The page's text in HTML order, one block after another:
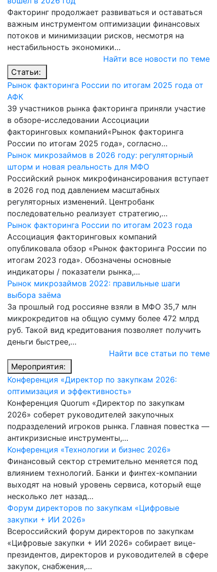
Факторинг продолжает развиваться и оставаться
важным инструментом оптимизации финансовых
потоков и минимизации рисков, несмотря на
нестабильность экономики…
Найти все новости по теме
Статьи:
Рынок факторинга России по итогам 2025 года от
АФК
39 участников рынка факторинга приняли участие
в обзоре-исследовании Ассоциации
факторинговых компаний«Рынок факторинга
России по итогам 2025 года», согласно…
Рынок микрозаймов в 2026 году: регуляторный
шторм и новая реальность для МФО
Российский рынок микрофинансирования вступает
в 2026 год под давлением масштабных
регуляторных изменений. Центробанк
последовательно реализует стратегию,…
Рынок факторинга России по итогам 2023 года
Ассоциация факторинговых компаний
опубликовала обзор «Рынок факторинга России по
итогам 2023 года». Обозначены основные
индикаторы / показатели рынка,…
Рынок микрозаймов 2022: правильные шаги
выбора заёма
За прошлый год россияне взяли в МФО 35,7 млн
микрокредитов на общую сумму более 472 млрд
руб. Такой вид кредитования позволяет получить
деньги быстрее,…
Найти все статьи по теме
Мероприятия:
Конференция «Директор по закупкам 2026:
оптимизация и эффективность»
Конференция Quorum «Директор по закупкам
2026» соберет руководителей закупочных
подразделений игроков рынка. Главная повестка —
антикризисные инструменты,…
Конференция «Технологии и бизнес 2026»
Финансовый сектор стремительно меняется под
влиянием технологий. Банки и финтех-компании
выходят на новый уровень сервиса, который еще
несколько лет назад…
Форум директоров по закупкам «Цифровые
закупки + ИИ 2026»
Всероссийский форум директоров по закупкам
«Цифровые закупки + ИИ 2026» собирает вице-
президентов, директоров и руководителей в сфере
закупок, снабжения,…